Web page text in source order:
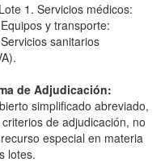
Lote 1. Servicios médicos:
y transporte:
sanitarios
de Adjudicación:
simplificado abreviado,
de adjudicación, no
especial en materia
lotes.